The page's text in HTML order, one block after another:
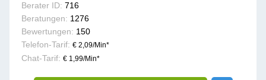
Berater ID: 716
Beratungen: 1276
Bewertungen: 150
Telefon-Tarif: € 2,09/Min*
Chat-Tarif: € 1,99/Min*